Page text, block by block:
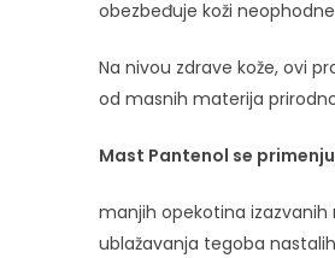
obezbeđuje koži
Na nivou zdrave kože, ovi
od masnih materija
Mast Pantenol se
manjih opekotina
ublažavanja tegoba